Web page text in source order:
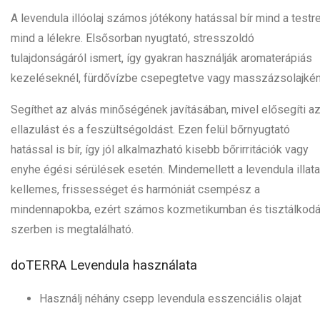
A levendula illóolaj számos jótékony hatással bír mind a
mind a lélekre. Elsősorban nyugtató, stresszoldó
tulajdonságáról ismert, így gyakran használják aromaterápiás
kezeléseknél, fürdővízbe csepegtetve vagy
Segíthet az alvás minőségének javításában, mivel elősegíti az
ellazulást és a feszültségoldást. Ezen felül bőrnyugtató
hatással is bír, így jól alkalmazható kisebb bőrirritációk vagy
enyhe égési sérülések esetén. Mindemellett a levendula illata
kellemes, frissességet és harmóniát csempész a
mindennapokba, ezért számos kozmetikumban és
szerben is megtalálható.
doTERRA Levendula használata
Használj néhány csepp levendula esszenciális olajat